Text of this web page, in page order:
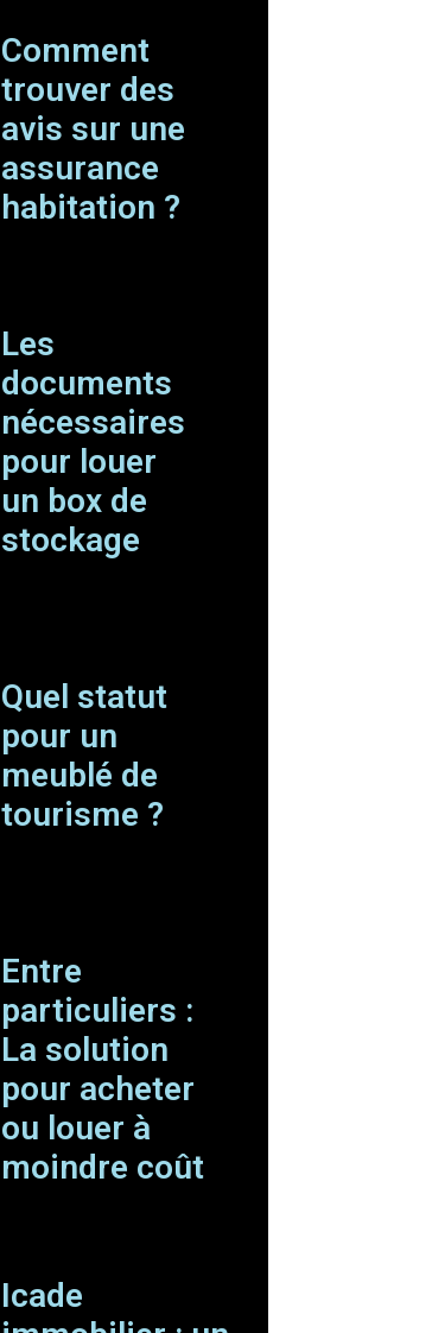
Comment
trouver des
avis sur une
assurance
habitation ?
Les
documents
nécessaires
pour louer
un box de
stockage
Quel statut
pour un
meublé de
tourisme ?
Entre
particuliers :
La solution
pour acheter
ou louer à
moindre coût
Icade